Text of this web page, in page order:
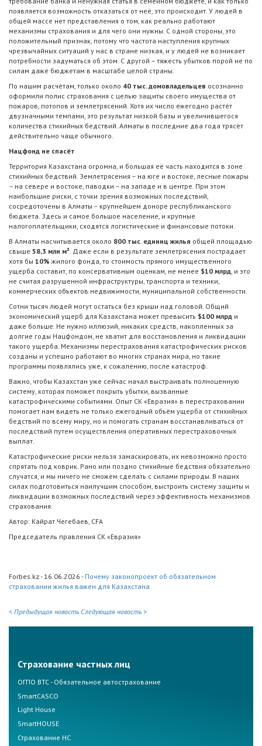
появляется возможность отказаться от неё, это происходит. У людей в
общей массе нет представления о том, как реально работают
механизмы страхования и для чего они нужны. С одной стороны, это
положительный признак, потому что частота наступления крупных
чрезвычайных ситуаций у нас в стране низкая, и у людей не возникает
потребности задуматься об этом. С другой – тяжесть убытков порой не по
силам даже бюджетам в масштабе целой страны.
По нашим расчётам, только около 40 тыс. домовладельцев осознанно
оформили полис страхования с целью защиты своего имущества от
пожаров, потопов и землетрясений. Хотя их число ежегодно растёт
двузначными темпами, это результат низкой базы и увеличившегося
количества стихийных бедствий. Алматы в последние два года трясёт
действительно чаще обычного.
Нацфонд не спасёт
Территория Казахстана огромна, и большая её часть находится в зоне
стихийных бедствий. Землетрясения – на юге и востоке, лесные пожары
– на севере и востоке, паводки – на западе и в центре. При этом
наибольшие риски, с точки зрения возможных последствий,
сосредоточены в Алматы – крупнейшем доноре республиканского
бюджета. Здесь и самое большое население, и крупные
налогоплательщики, сходятся логистические и финансовые потоки.
В Алматы насчитывается около 800 тыс. единиц жилья общей площадью
свыше 58,3 млн м². Даже если в результате землетрясения пострадает
хотя бы 10% жилого фонда, то стоимость прямого имущественного
ущерба составит, по консервативным оценкам, не менее $10 млрд, и это
не считая разрушенной инфраструктуры, транспорта и техники,
коммерческих объектов недвижимости, муниципальной собственности.
Сотни тысяч людей могут остаться без крыши над головой. Общий
экономический ущерб для Казахстана может превысить $100 млрд и
даже больше. Не нужно иллюзий, никаких средств, накопленных за
долгие годы Нацфондом, не хватит для восстановления и ликвидации
такого ущерба. Механизмы перестрахования катастрофических рисков
созданы и успешно работают во многих странах мира, но такие
программы появлялись уже, к сожалению, после катастроф.
Важно, чтобы Казахстан уже сейчас начал выстраивать полноценную
систему, которая поможет покрыть убытки, вызванные
катастрофическими событиями. Опыт СК «Евразия» в перестраховании
помогает нам видеть не только ежегодный объём ущерба от стихийных
бедствий по всему миру, но и помогать странам восстанавливаться от
последствий путем осуществления оперативных перестраховочных
выплат.
Катастрофические риски нельзя замаскировать, их невозможно просто
спрятать под коврик. Рано или поздно стихийные бедствия обязательно
случатся, и мы ничего не сможем сделать с силами природы. В наших
силах подготовиться наилучшим способом, выстроить систему защиты и
ликвидации возможных последствий через эффективность механизмов
страхования.
Автор: Кайрат Чегебаев, CFA
Председатель правления СК «Евразия»
Forbes.kz - 16.06.2026 - Почему законопроект об обязательном
страховании жилья важен для Казахстана
< Предыдущая новость Следующая новость >
Страхование частных лиц
ОГПО ВТС - Обязательное автострахование
SmartCASCO
Light House
SmartHOUSE
Страхование НС